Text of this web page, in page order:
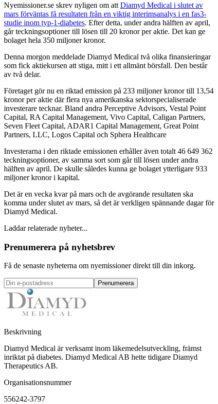
Nyemissioner.se skrev nyligen om att Diamyd Medical i slutet av
mars förväntas få resultaten från en viktig interimsanalys i en fas3-
studie inom typ-1-diabetes. Efter detta, under andra hälften av april,
går teckningsoptioner till lösen till 20 kronor per aktie. Det kan ge
bolaget hela 350 miljoner kronor.
Denna morgon meddelade Diamyd Medical två olika finansieringar
som fick aktiekursen att stiga, mitt i ett allmänt börsfall. Den består
av två delar.
Företaget gör nu en riktad emission på 233 miljoner kronor till 13,54
kronor per aktie där flera nya amerikanska sektorspecialiserade
investerare tecknar. Bland andra Perceptive Advisors, Vestal Point
Capital, RA Capital Management, Vivo Capital, Caligan Partners,
Seven Fleet Capital, ADAR1 Capital Management, Great Point
Partners, LLC, Logos Capital och Sphera Healthcare
Investerarna i den riktade emissionen erhåller även totalt 46 649 362
teckningsoptioner, av samma sort som går till lösen under andra
hälften av april. De skulle således kunna ge bolaget ytterligare 933
miljoner kronor i kapital.
Det är en vecka kvar på mars och de avgörande resultaten ska
komma under slutet av mars, så det är verkligen spännande dagar för
Diamyd Medical.
Laddar relaterade nyheter...
Prenumerera på nyhetsbrev
Få de senaste nyheterna om nyemissioner direkt till din inkorg.
Prenumerera
Beskrivning
Diamyd Medical är verksamt inom läkemedelsutveckling, främst
inriktat på diabetes. Diamyd Medical AB hette tidigare Diamyd
Therapeutics AB.
Organisationsnummer
556242-3797